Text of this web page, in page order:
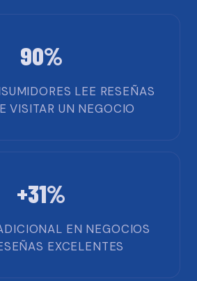
90%
LEE RESEÑAS
VISITAR UN NEGOCIO
+31%
EN NEGOCIOS
EXCELENTES